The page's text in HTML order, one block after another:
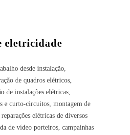
eletricidade
desde instalação,
de quadros elétricos,
de instalações elétricas,
e curto-circuitos, montagem de
elétricas de diversos
de vídeo porteiros, campainhas